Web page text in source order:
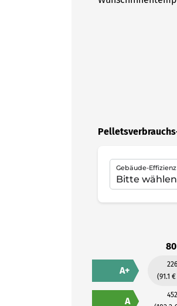
Gebäude-Effizienz
A+
(91.1
A